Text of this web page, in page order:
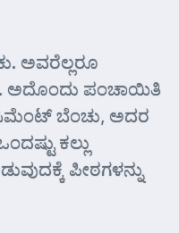
ಅವರೆಲ್ಲರೂ
ಅದೊಂದು ಪಂಚಾಯಿತಿ
ಸಿಮೆಂಟ್ ಬೆಂಚು, ಅದರ
ಕಲ್ಲು
ಪೀಠಗಳನ್ನು